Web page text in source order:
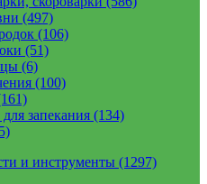
(497)
(106)
(51)
(6)
(100)
запекания (134)
и инструменты (1297)